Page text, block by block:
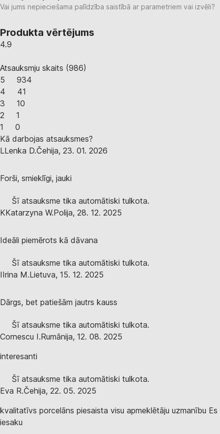
Vai jums nepieciešama palīdzība saistībā ar parametriem vai izvēli?
Produkta vērtējums
4.9
Atsauksmju skaits (986)
5
934
4
41
3
10
2
1
1
0
Kā darbojas atsauksmes?
LLenka D.Čehija, 23. 01. 2026
Forši, smieklīgi, jauki
Šī atsauksme tika automātiski tulkota.
KKatarzyna W.Polija, 28. 12. 2025
Ideāli piemērots kā dāvana
Šī atsauksme tika automātiski tulkota.
IIrina M.Lietuva, 15. 12. 2025
Dārgs, bet patiešām jautrs kauss
Šī atsauksme tika automātiski tulkota.
Cornescu I.Rumānija, 12. 08. 2025
interesanti
Šī atsauksme tika automātiski tulkota.
Eva R.Čehija, 22. 05. 2025
kvalitatīvs porcelāns piesaista visu apmeklētāju uzmanību Es
iesaku